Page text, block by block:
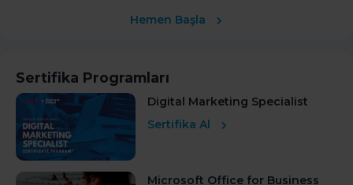
Hemen Başla
Sertifika Programları
Digital Marketing Specialist
Sertifika Al
Microsoft Office for Business